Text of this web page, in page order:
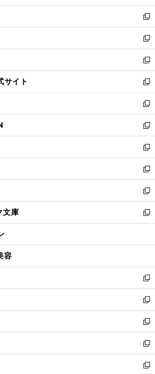
開
く
ウ
で
開
く
ン
ド
ウ
で
開
く
ウ
ィ
ン
ド
ウ
で
開
く
新
し
い
ウ
ィ
ン
ド
ウ
で
開
く
新
し
い
ウ
ィ
ン
ド
ウ
で
開
く
新
し
い
ウ
ィ
ン
ド
ウ
で
開
く
サイト
新
し
い
ウ
ィ
ン
ド
ウ
で
開
く
新
し
い
ウ
ィ
ン
ド
ウ
で
開
く
新
し
い
ウ
ィ
ン
ド
ウ
で
開
新
し
い
ウ
ィ
ン
ド
ウ
開
新
し
い
ウ
ィ
ン
ウ
開
く
新
し
い
ウ
ン
ウ
で
開
く
文庫
新
し
ウ
ン
ド
ウ
で
開
く
容
新
し
い
ウ
ィ
ン
ド
ウ
で
新
し
い
ウ
ィ
ン
ド
新
し
い
ウ
ィ
新
し
い
新